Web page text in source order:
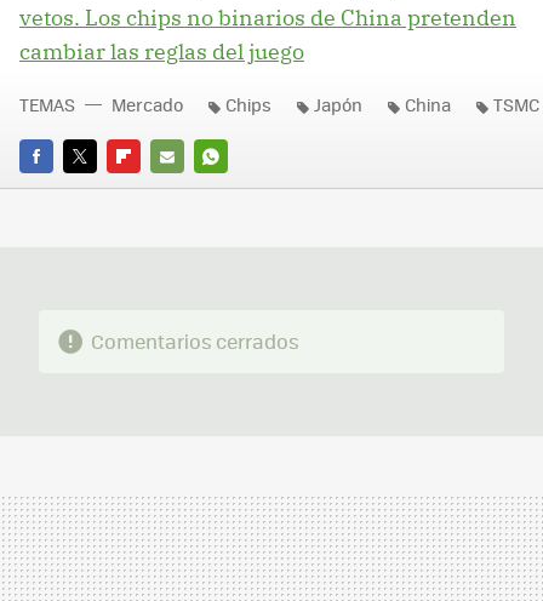
vetos. Los chips no binarios de China pretenden
cambiar las reglas del juego
FACEBOOK
TWITTERFLIPBOARD
E-
WHATSAPP
TEMAS Mercado Chips Japón China TSMC
Comentarios cerrados